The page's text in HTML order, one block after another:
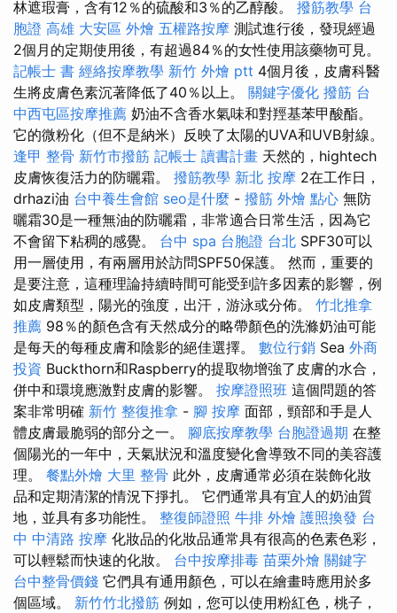
林遮瑕膏，含有12％的硫酸和3％的乙醇酸。 撥筋教學 台
胞證 高雄 大安區 外燴 五權路按摩 測試進行後，發現經過
2個月的定期使用後，有超過84％的女性使用該藥物可見。
記帳士 書 經絡按摩教學 新竹 外燴 ptt 4個月後，皮膚科醫
生將皮膚色素沉著降低了40％以上。 關鍵字優化 撥筋 台
中西屯區按摩推薦 奶油不含香水氣味和對羥基苯甲酸酯。
它的微粉化（但不是納米）反映了太陽的UVA和UVB射線。
逢甲 整骨 新竹市撥筋 記帳士 讀書計畫 天然的，hightech
皮膚恢復活力的防曬霜。 撥筋教學 新北 按摩 2在工作日，
drhazi油 台中養生會館 seo是什麼 - 撥筋 外燴 點心 無防
曬霜30是一種無油的防曬霜，非常適合日常生活，因為它
不會留下粘稠的感覺。 台中 spa 台胞證 台北 SPF30可以
用一層使用，有兩層用於訪問SPF50保護。 然而，重要的
是要注意，這種理論持續時間可能受到許多因素的影響，例
如皮膚類型，陽光的強度，出汗，游泳或分佈。 竹北推拿
推薦 98％的顏色含有天然成分的略帶顏色的洗滌奶油可能
是每天的每種皮膚和陰影的絕佳選擇。 數位行銷 Sea 外商
投資 Buckthorn和Raspberry的提取物增強了皮膚的水合，
併中和環境應激對皮膚的影響。 按摩證照班 這個問題的答
案非常明確 新竹 整復推拿 - 腳 按摩 面部，頸部和手是人
體皮膚最脆弱的部分之一。 腳底按摩教學 台胞證過期 在整
個陽光的一年中，天氣狀況和溫度變化會導致不同的美容護
理。 餐點外燴 大里 整骨 此外，皮膚通常必須在裝飾化妝
品和定期清潔的情況下掙扎。 它們通常具有宜人的奶油質
地，並具有多功能性。 整復師證照 牛排 外燴 護照換發 台
中 中清路 按摩 化妝品的化妝品通常具有很高的色素色彩，
可以輕鬆而快速的化妝。 台中按摩排毒 苗栗外燴 關鍵字
台中整骨價錢 它們具有通用顏色，可以在繪畫時應用於多
個區域。 新竹竹北撥筋 例如，您可以使用粉紅色，桃子，